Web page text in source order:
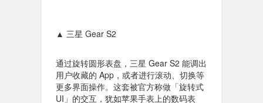
▲ 三星 Gear S2
通过旋转圆形表盘，三星 Gear S2 能调出
用户收藏的 App，或者进行滚动、切换等
更多界面操作。这套被官方称做「旋转式
UI」的交互，犹如苹果手表上的数码表